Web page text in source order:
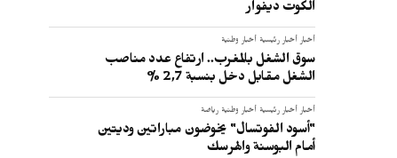
الكوت ديفوار
أخبار أخبار رئيسية أخبار وطنية
سوق الشغل بالمغرب.. ارتفاع عدد مناصب
الشغل مقابل دخل بنسبة 2,7 %
أخبار أخبار رئيسية أخبار وطنية رياضة
"أسود الفوتسال" يخوضون مباراتين وديتين
أمام البوسنة والهرسك